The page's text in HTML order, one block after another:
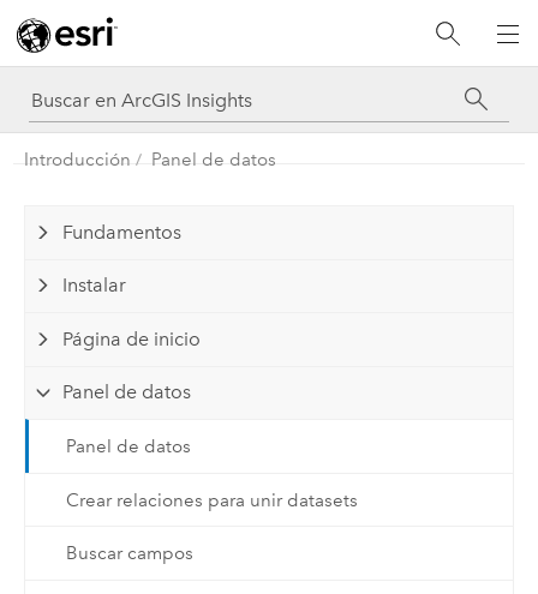
Introducción Panel de datos
Fundamentos
Instalar
Página de inicio
Panel de datos
Panel de datos
Crear relaciones para unir datasets
Buscar campos